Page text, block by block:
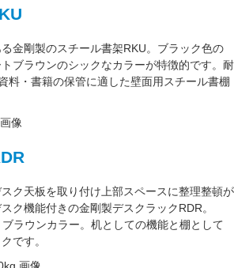
金剛製のスチール書架RKU。ブラック色の
ブラウンのシックなカラーが特徴的です。耐
料・書籍の保管に適した壁面用スチール書棚
ク天板を取り付け上部スペースに整理整頓が
ク機能付きの金剛製デスクラックRDR。
ラウンカラー。 机としての機能と棚として
です。